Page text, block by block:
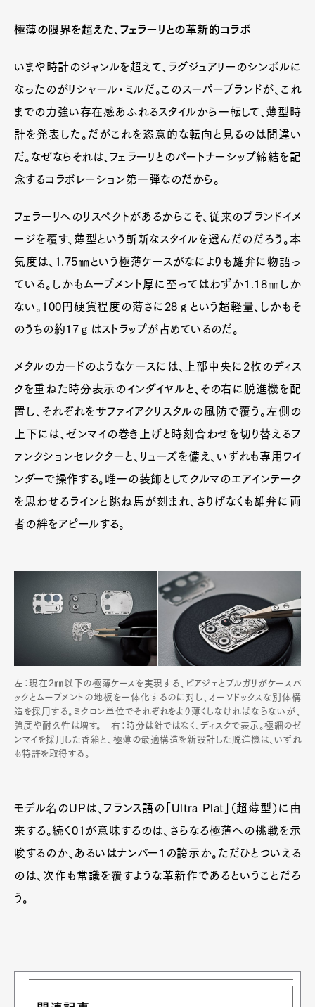
極薄の限界を超えた、フェラーリとの革新的コラボ
いまや時計のジャンルを超えて、ラグジュアリーのシンボルに
なったのがリシャール・ミルだ。このスーパーブランドが、これ
までの力強い存在感あふれるスタイルから一転して、薄型時
計を発表した。だがこれを恣意的な転向と見るのは間違い
だ。なぜならそれは、フェラーリとのパートナーシップ締結を記
念するコラボレーション第一弾なのだから。
フェラーリへのリスペクトがあるからこそ、従来のブランドイメ
ージを覆す、薄型という斬新なスタイルを選んだのだろう。本
気度は、1.75㎜という極薄ケースがなによりも雄弁に物語っ
ている。しかもムーブメント厚に至ってはわずか1.18㎜しか
ない。100円硬貨程度の薄さに28ℊという超軽量、しかもそ
のうちの約17ℊはストラップが占めているのだ。
メタルのカードのようなケースには、上部中央に2枚のディス
クを重ねた時分表示のインダイヤルと、その右に脱進機を配
置し、それぞれをサファイアクリスタルの風防で覆う。左側の
上下には、ゼンマイの巻き上げと時刻合わせを切り替えるフ
ァンクションセレクターと、リューズを備え、いずれも専用ワイ
ンダーで操作する。唯一の装飾としてクルマのエアインテーク
を思わせるラインと跳ね馬が刻まれ、さりげなくも雄弁に両
者の絆をアピールする。
左：現在2㎜以下の極薄ケースを実現する、ピアジェとブルガリがケースバ
ックとムーブメントの地板を一体化するのに対し、オーソドックスな別体構
造を採用する。ミクロン単位でそれぞれをより薄くしなければならないが、
強度や耐久性は増す。 右：時分は針ではなく、ディスクで表示。極細のゼ
ンマイを採用した香箱と、極薄の最適構造を新設計した脱進機は、いずれ
も特許を取得する。
モデル名のUPは、フランス語の「Ultra Plat」（超薄型）に由
来する。続く01が意味するのは、さらなる極薄への挑戦を示
唆するのか、あるいはナンバー1の誇示か。ただひとついえる
のは、次作も常識を覆すような革新作であるということだろ
う。